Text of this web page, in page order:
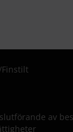
Finstilt
av